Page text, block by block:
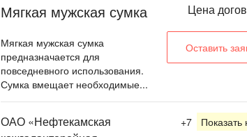
Мягкая мужская сумка
Мягкая мужская сумка
предназначается для
повседневного использования.
Сумка вмещает необходимые...
Цена
Оставить
ОАО «Нефтекамская
+7